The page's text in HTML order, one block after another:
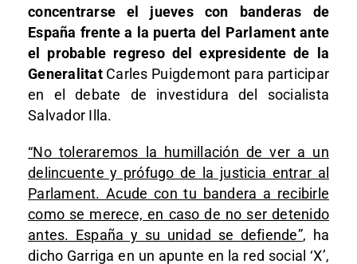
concentrarse el jueves con banderas de
España frente a la puerta del Parlament ante
el probable regreso del expresidente de la
GeneralitatCarles Puigdemont para participar
en el debate de investidura del socialista
Salvador Illa.
“No toleraremos la humillación de ver a un
delincuente y prófugo de la justicia entrar al
Parlament. Acude con tu bandera a recibirle
como se merece, en caso de no ser detenido
antes. España y su unidad se defiende”, ha
dicho Garriga en un apunte en la red social ‘X’,